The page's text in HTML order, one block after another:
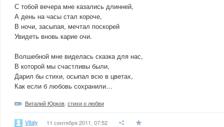
С тобой вечера мне казались длинней,
А день на часы стал короче,
В ночи, засыпая, мечтал поскорей
Увидеть вновь карие очи.
Волшебной мне виделась сказка для нас,
В которой мы счастливы были,
Дарил бы стихи, осыпал всю в цветах,
Как если б любовь сохранили…
Виталий Юрков стихи о любви
Vitaly 11 сентября 2011, 07:52